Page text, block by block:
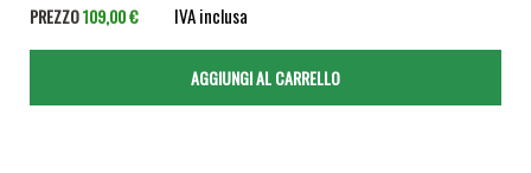
PREZZO109,00 € IVA inclusa